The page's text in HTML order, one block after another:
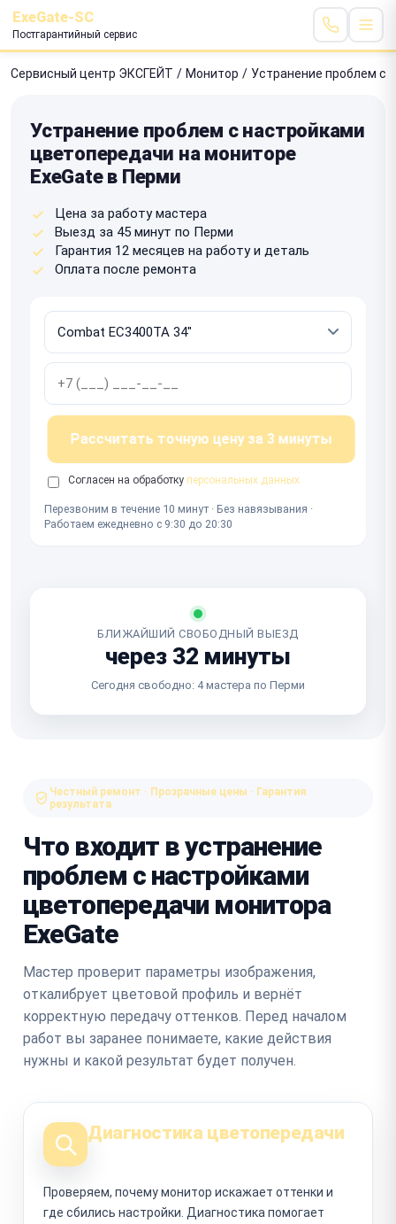
ExeGate-SC
Постгарантийный сервис
Сервисный центр ЭКСГЕЙТ / Монитор / Устранение проблем с
Устранение проблем с настройками
цветопередачи на мониторе
ExeGate в Перми
Цена за работу мастера
Выезд за 45 минут по Перми
Гарантия 12 месяцев на работу и деталь
Оплата после ремонта
Рассчитать точную цену за 3 минуты
Согласен на обработку персональных данных
Перезвоним в течение 10 минут · Без навязывания ·
Работаем ежедневно с 9:30 до 20:30
БЛИЖАЙШИЙ СВОБОДНЫЙ ВЫЕЗД
через 32 минуты
Сегодня свободно: 4 мастера по Перми
Честный ремонт · Прозрачные цены · Гарантия
результата
Что входит в устранение
проблем с настройками
цветопередачи монитора
ExeGate
Мастер проверит параметры изображения,
откалибрует цветовой профиль и вернёт
корректную передачу оттенков. Перед началом
работ вы заранее понимаете, какие действия
нужны и какой результат будет получен.
Диагностика цветопередачи
Проверяем, почему монитор искажает оттенки и
где сбились настройки. Диагностика помогает